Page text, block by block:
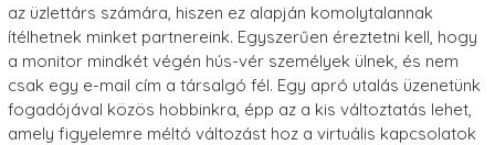
az üzlettárs számára, hiszen ez alapján komolytalannak
ítélhetnek minket partnereink. Egyszerűen éreztetni kell, hogy
a monitor mindkét végén hús-vér személyek ülnek, és nem
csak egy e-mail cím a társalgó fél. Egy apró utalás üzenetünk
fogadójával közös hobbinkra, épp az a kis változtatás lehet,
amely figyelemre méltó változást hoz a virtuális kapcsolatok